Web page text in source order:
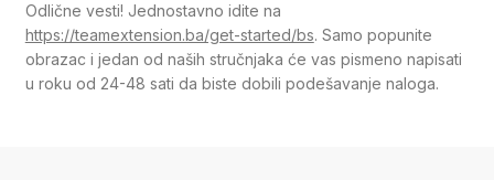
Odlične vesti! Jednostavno idite na
https://teamextension.ba/get-started/bs. Samo popunite
obrazac i jedan od naših stručnjaka će vas pismeno napisati
u roku od 24-48 sati da biste dobili podešavanje naloga.